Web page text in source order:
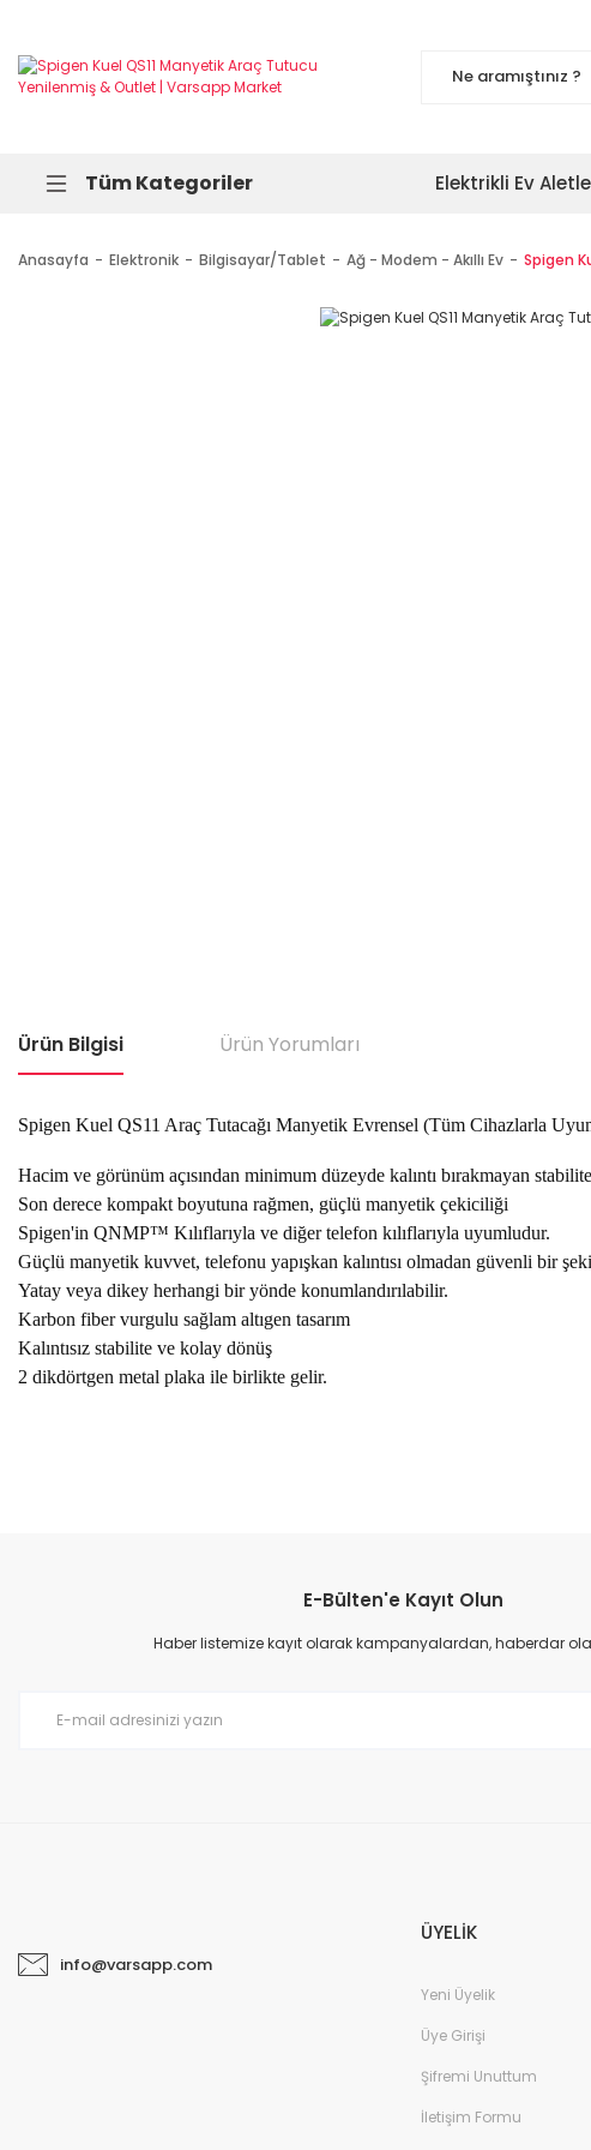
Tüm Kategoriler Elektrikli Ev
Anasayfa Elektronik Bilgisayar/Tablet Ağ - Modem - Akıllı Ev Spigen
Ürün Bilgisi Ürün Yorumları
Spigen Kuel QS11 Araç Tutacağı Manyetik Evrensel (Tüm Cihazlarla
Hacim ve görünüm açısından minimum düzeyde kalıntı bırakmayan
Son derece kompakt boyutuna rağmen, güçlü manyetik çekiciliği
Spigen'in QNMP™ Kılıflarıyla ve diğer telefon kılıflarıyla uyumludur.
Güçlü manyetik kuvvet, telefonu yapışkan kalıntısı olmadan güvenli bir
Yatay veya dikey herhangi bir yönde konumlandırılabilir.
Karbon fiber vurgulu sağlam altıgen tasarım
Kalıntısız stabilite ve kolay dönüş
2 dikdörtgen metal plaka ile birlikte gelir.
E-Bülten'e Kayıt Olun
Haber listemize kayıt olarak kampanyalardan, haberdar
info@varsapp.com
ÜYELİK
Yeni Üyelik
Üye Girişi
Şifremi Unuttum
İletişim Formu